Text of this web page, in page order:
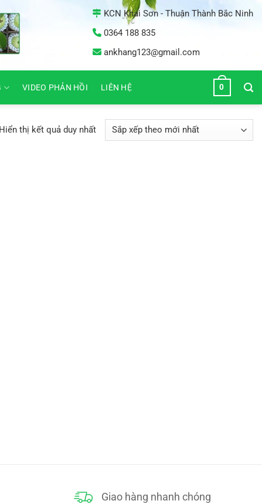
KCN Khai Sơn - Thuận Thành Bắc Ninh
0364 188 835
ankhang123@gmail.com
VIDEO PHẢN HỒI LIÊN HỆ 0
Hiển thị kết quả duy nhất
Giao hàng nhanh chóng